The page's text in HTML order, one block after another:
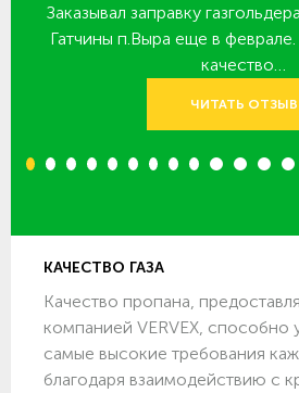
Заказывал заправку
Гатчины п.Выра еще в
качество…
ЧИТАТЬ ОТЗЫВ
1 2 3 4 5 6 7 8 9 10 11 12 13
КАЧЕСТВО ГАЗА
Качество пропана,
компанией VERVEX, способно
самые высокие требования
благодаря взаимодействию с